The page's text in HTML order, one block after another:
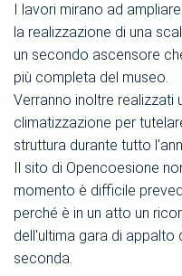
I lavori mirano ad
la realizzazione di una
un secondo ascensore
più completa del museo.
Verranno inoltre realizzati
climatizzazione per
struttura durante tutto
Il sito di Opencoesione
momento è difficile
perché è in un atto un
dell'ultima gara di
seconda.